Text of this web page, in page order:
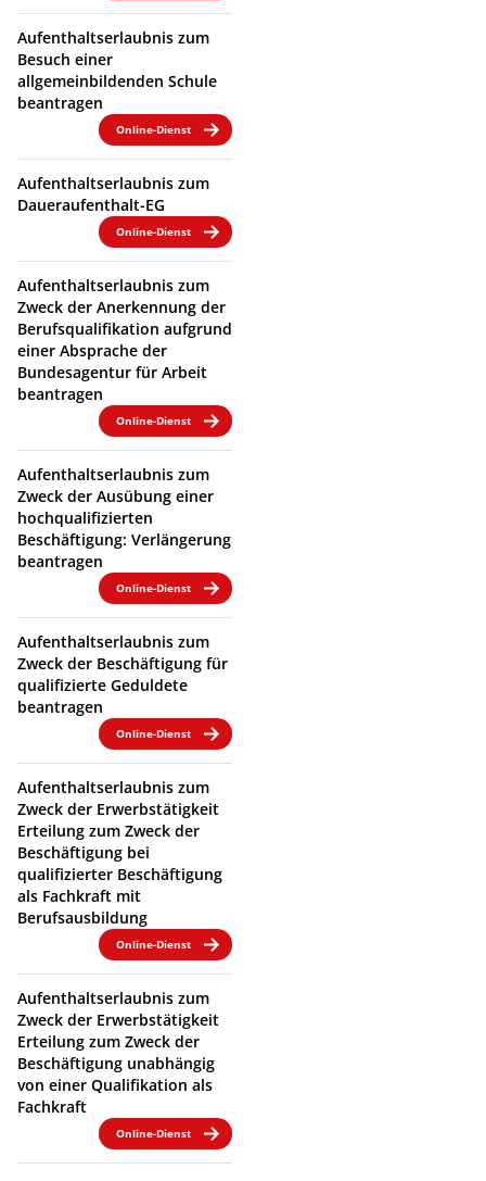
Aufenthaltserlaubnis zum
Besuch einer
allgemeinbildenden Schule
beantragen
Online-Dienst
Aufenthaltserlaubnis zum
Daueraufenthalt-EG
Online-Dienst
Aufenthaltserlaubnis zum
Zweck der Anerkennung der
Berufsqualifikation aufgrund
einer Absprache der
Bundesagentur für Arbeit
beantragen
Online-Dienst
Aufenthaltserlaubnis zum
Zweck der Ausübung einer
hochqualifizierten
Beschäftigung: Verlängerung
beantragen
Online-Dienst
Aufenthaltserlaubnis zum
Zweck der Beschäftigung für
qualifizierte Geduldete
beantragen
Online-Dienst
Aufenthaltserlaubnis zum
Zweck der Erwerbstätigkeit
Erteilung zum Zweck der
Beschäftigung bei
qualifizierter Beschäftigung
als Fachkraft mit
Berufsausbildung
Online-Dienst
Aufenthaltserlaubnis zum
Zweck der Erwerbstätigkeit
Erteilung zum Zweck der
Beschäftigung unabhängig
von einer Qualifikation als
Fachkraft
Online-Dienst